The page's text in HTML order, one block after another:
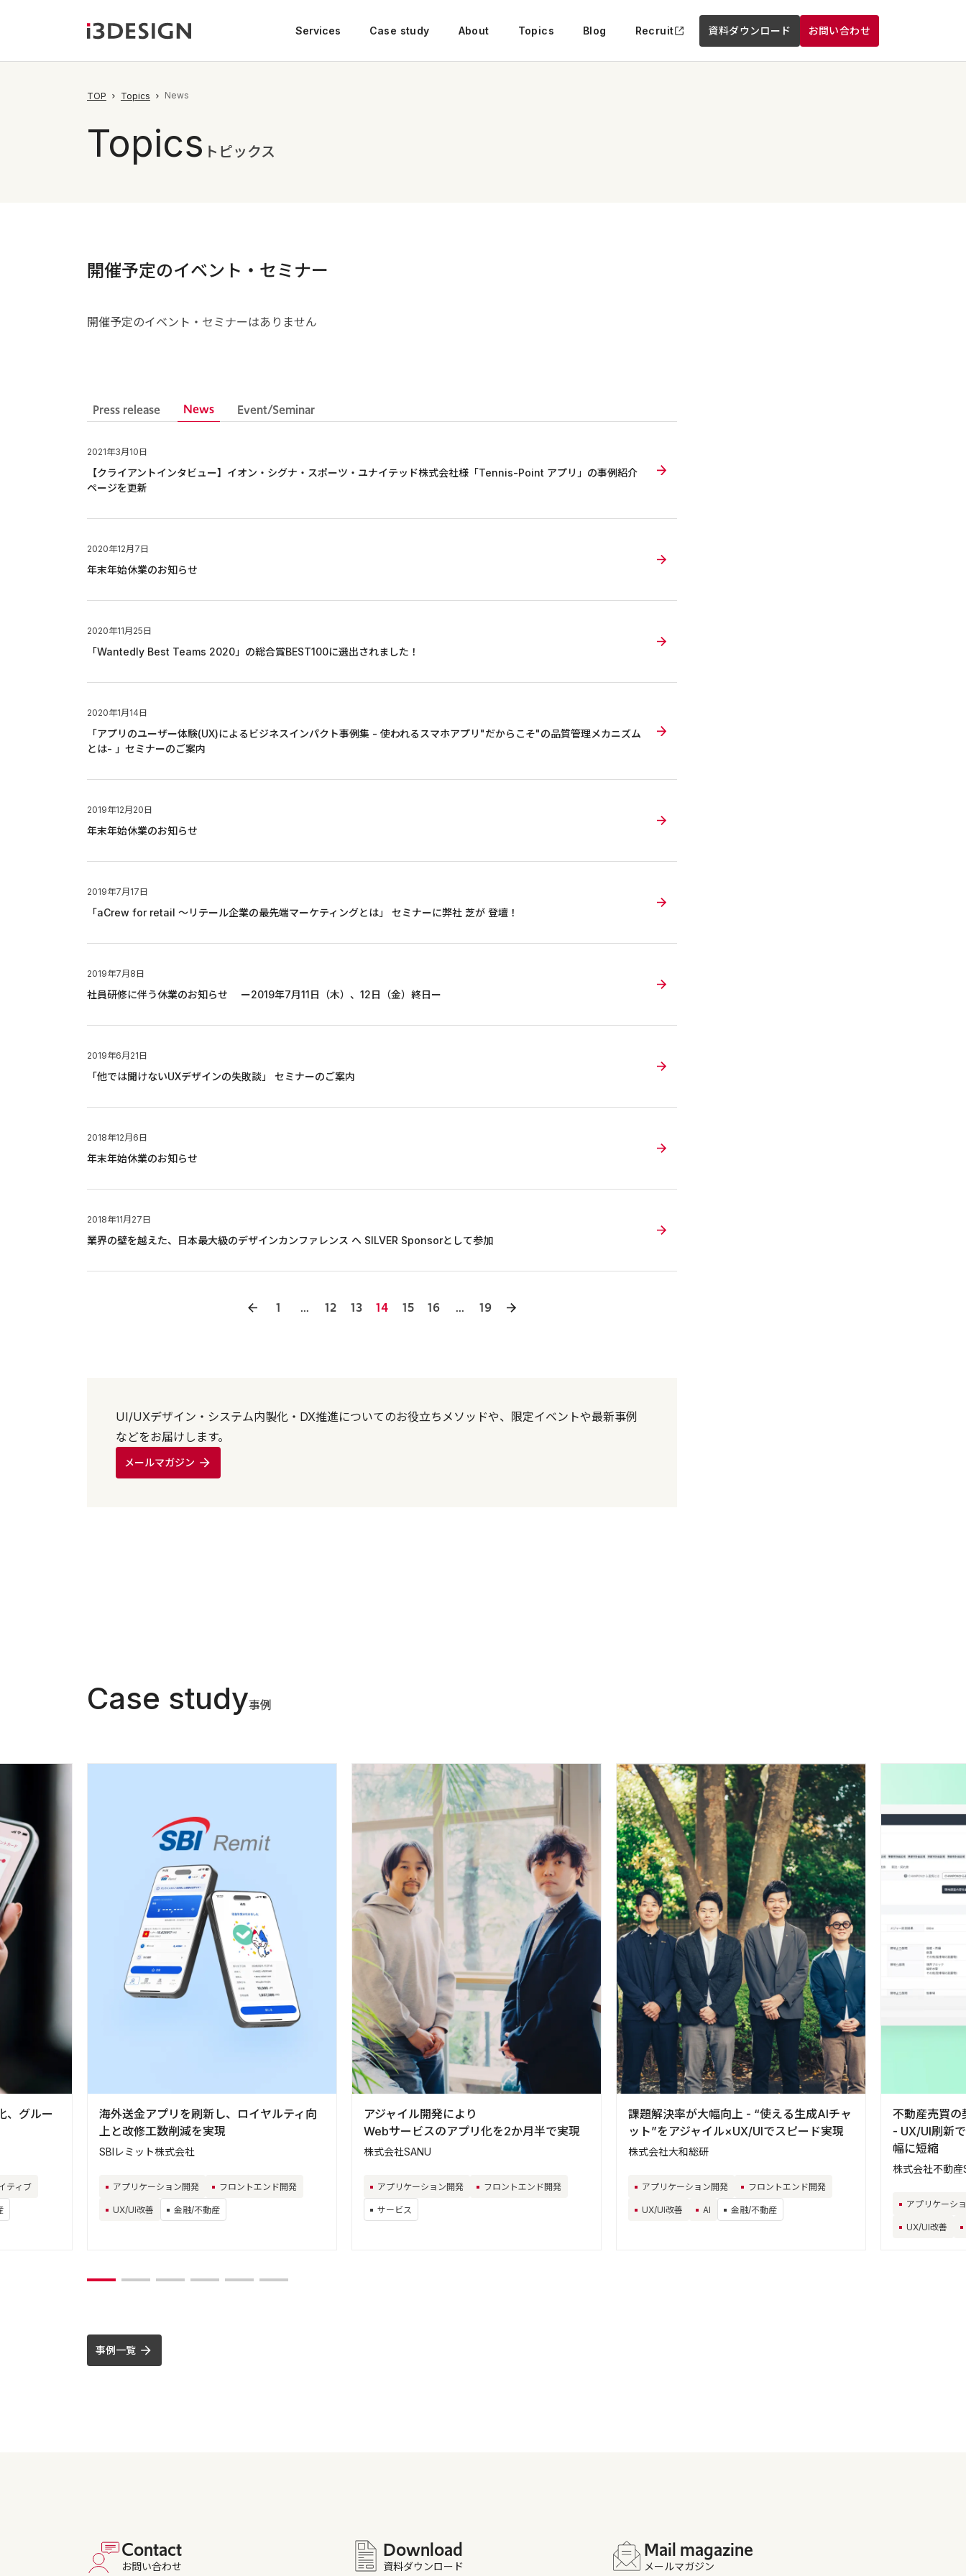
Services Case study About Topics Blog Recruit 資料ダウンロード お問い合わせ
TOP Topics News
Topics トピックス
開催予定のイベント・セミナー
開催予定のイベント・セミナーはありません
Press release News Event/Seminar
2021年3月10日
【クライアントインタビュー】イオン・シグナ・スポーツ・ユナイテッド株式会社様「Tennis-Point アプリ」の事例紹介
ページを更新
2020年12月7日
年末年始休業のお知らせ
2020年11月25日
「Wantedly Best Teams 2020」の総合賞BEST100に選出されました！
2020年1月14日
「アプリのユーザー体験(UX)によるビジネスインパクト事例集 - 使われるスマホアプリ"だからこそ"の品質管理メカニズム
とは- 」セミナーのご案内
2019年12月20日
年末年始休業のお知らせ
2019年7月17日
「aCrew for retail ～リテール企業の最先端マーケティングとは」 セミナーに弊社 芝が 登壇！
2019年7月8日
社員研修に伴う休業のお知らせ ー2019年7月11日（木）、12日（金）終日ー
2019年6月21日
「他では聞けないUXデザインの失敗談」 セミナーのご案内
2018年12月6日
年末年始休業のお知らせ
2018年11月27日
業界の壁を越えた、日本最大級のデザインカンファレンス へ SILVER Sponsorとして参加
1 ... 12 13 14 15 16 ... 19
UI/UXデザイン・システム内製化・DX推進についてのお役立ちメソッドや、限定イベントや最新事例
などをお届けします。
メールマガジン
Case study事例
、グルー
ティブ
海外送金アプリを刷新し、ロイヤルティ向
上と改修工数削減を実現
SBIレミット株式会社
アプリケーション開発 フロントエンド開発
UX/UI改善 金融/不動産
アジャイル開発により
Webサービスのアプリ化を2か月半で実現
株式会社SANU
アプリケーション開発 フロントエンド開発
サービス
課題解決率が大幅向上 - “使える生成AIチャ
ット”をアジャイル×UX/UIでスピード実現
株式会社大和総研
アプリケーション開発 フロントエンド開発
UX/UI改善 AI 金融/不動産
不動産売買の
- UX/UI刷新
幅に短縮
株式会社不動
アプリケーシ
UX/UI改善
事例一覧
Contact
お問い合わせ
Download
資料ダウンロード
Mail magazine
メールマガジン